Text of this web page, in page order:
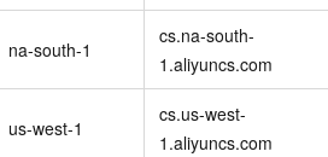
na-south-1
cs.na-south-
1.aliyuncs.com
us-west-1
cs.us-west-
1.aliyuncs.com